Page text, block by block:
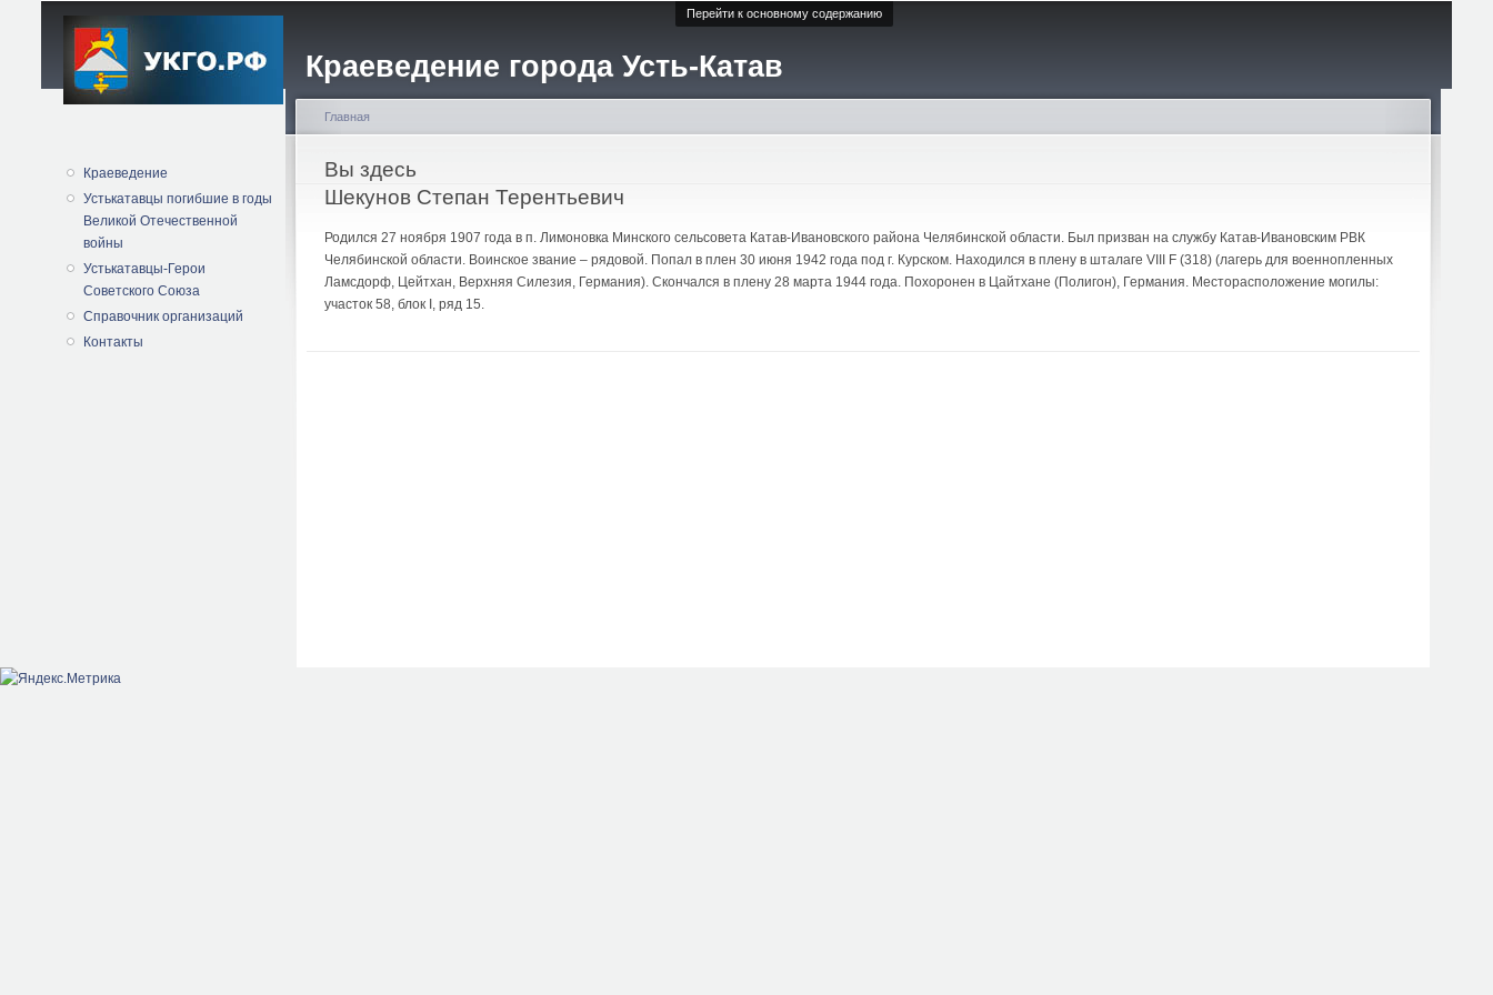
Перейти к основному содержанию
Краеведение города Усть-Катав
Краеведение
Устькатавцы погибшие в годы
Великой Отечественной
войны
Устькатавцы-Герои
Советского Союза
Справочник организаций
Контакты
Вы здесь
Главная
Шекунов Степан Терентьевич
Родился 27 ноября 1907 года в п. Лимоновка Минского сельсовета Катав-Ивановского района Челябинской области. Был призван на службу Катав-Ивановским РВК
Челябинской области. Воинское звание – рядовой. Попал в плен 30 июня 1942 года под г. Курском. Находился в плену в шталаге VIII F (318) (лагерь для военнопленных
Ламсдорф, Цейтхан, Верхняя Силезия, Германия). Скончался в плену 28 марта 1944 года. Похоронен в Цайтхане (Полигон), Германия. Месторасположение могилы:
участок 58, блок I, ряд 15.